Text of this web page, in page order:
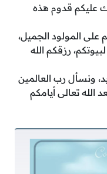
عليكم قدوم هذه
على المولود الجميل،
رزقكم الله
ونسأل رب العالمين
الله تعالى أيامكم